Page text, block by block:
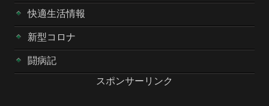
快適生活情報
新型コロナ
闘病記
スポンサーリンク